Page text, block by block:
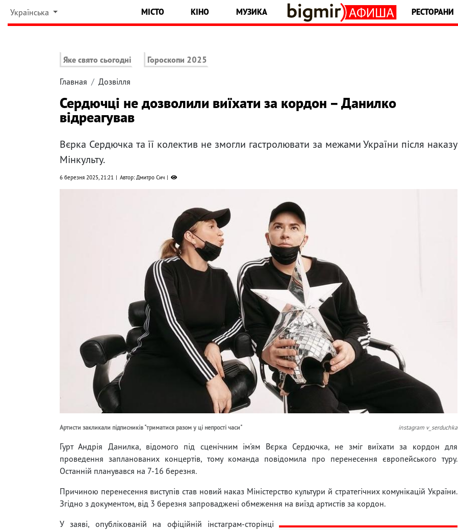
Українська МІСТО КІНО МУЗИКА РЕСТОРАНИ
Яке свято сьогодні Гороскопи 2025
Главная Дозвілля
Сердючці не дозволили виїхати за кордон – Данилко
відреагував
Вєрка Сердючка та її колектив не змогли гастролювати за межами України після наказу
Мінкульту.
6 березня 2025, 21:21 Автор: Дмитро Сич
Артисти закликали підписників "триматися разом у ці непрості часи" instagram v_serduchka
Гурт Андрія Данилка, відомого під сценічним ім'ям Вєрка Сердючка, не зміг виїхати за кордон для
проведення запланованих концертів, тому команда повідомила про перенесення європейського туру.
Останній планувався на 7-16 березня.
Причиною перенесення виступів став новий наказ Міністерство культури й стратегічних комунікацій України.
Згідно з документом, від 3 березня запроваджені обмеження на виїзд артистів за кордон.
У заяві, опублікованій на офіційній інстаграм-сторінці